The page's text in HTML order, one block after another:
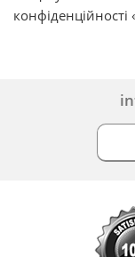
конфіденційності